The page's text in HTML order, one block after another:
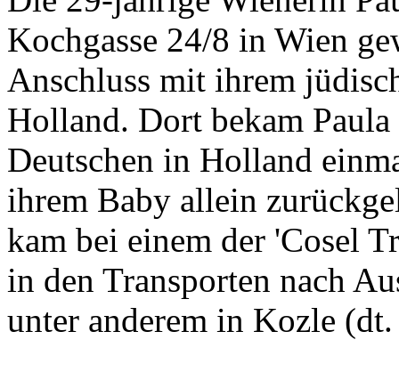
Deutschen in Holland
ihrem Baby allein
kam bei einem der 'Cosel
in den Transporten nach
unter anderem in Kozle
Im September 1942 nahm
Kinder – Fanny und